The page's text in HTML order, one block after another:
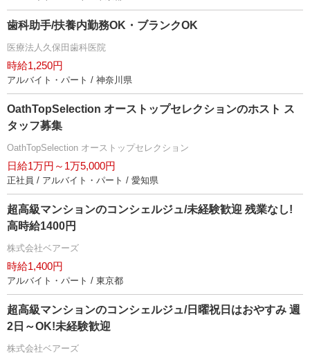
歯科助手/扶養内勤務OK・ブランクOK
医療法人久保田歯科医院
時給1,250円
アルバイト・パート / 神奈川県
OathTopSelection オーストップセレクションのホスト ス
タッフ募集
OathTopSelection オーストップセレクション
日給1万円～1万5,000円
正社員 / アルバイト・パート / 愛知県
超高級マンションのコンシェルジュ/未経験歓迎 残業なし!
高時給1400円
株式会社ベアーズ
時給1,400円
アルバイト・パート / 東京都
超高級マンションのコンシェルジュ/日曜祝日はおやすみ 週
2日～OK!未経験歓迎
株式会社ベアーズ